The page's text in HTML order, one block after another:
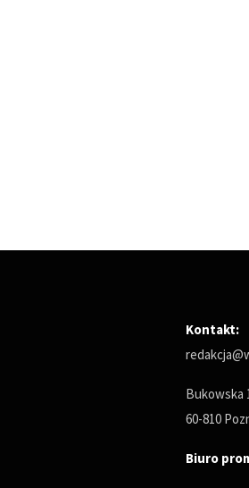
Kontakt:
Bukowska
60-810
Biuro